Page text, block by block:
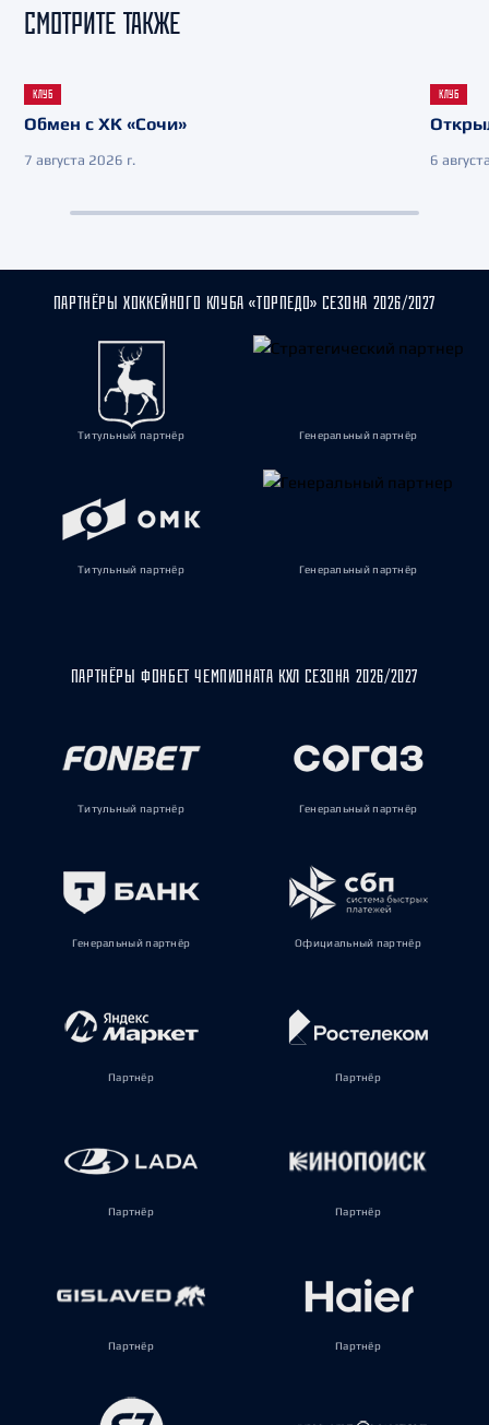
СМОТРИТЕ ТАКЖЕ
КЛУБ
Обмен с ХК «Сочи»
7 августа 2026 г.
КЛУБ
6
ПАРТНЁРЫ ХОККЕЙНОГО КЛУБА «ТОРПЕДО» СЕЗОНА 2026/2027
Титульный партнёр Генеральный партнёр
Титульный партнёр Генеральный партнёр
ПАРТНЁРЫ ФОНБЕТ ЧЕМПИОНАТА КХЛ СЕЗОНА 2026/2027
Титульный партнёр Генеральный партнёр
Генеральный партнёр Официальный партнёр
Партнёр Партнёр
Партнёр Партнёр
Партнёр Партнёр